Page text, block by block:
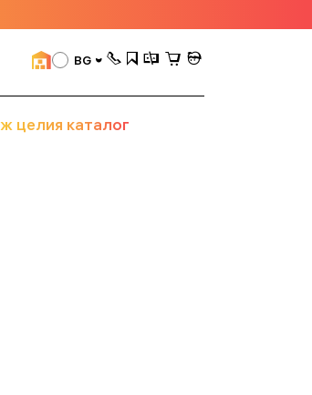
BG
целия каталог